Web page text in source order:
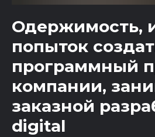
Одержимость,
попыток
программный
компании,
заказной
digital